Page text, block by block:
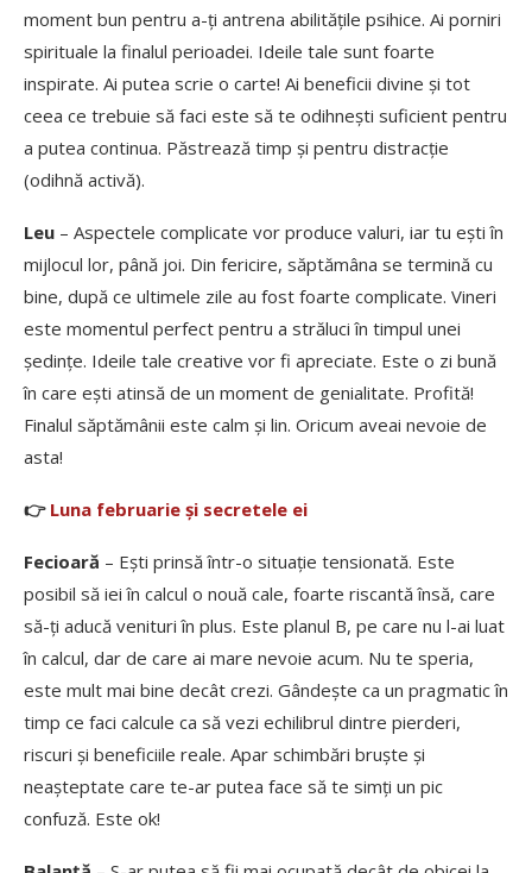
moment bun pentru a-ți antrena abilitățile psihice. Ai porniri
spirituale la finalul perioadei. Ideile tale sunt foarte
inspirate. Ai putea scrie o carte! Ai beneficii divine și tot
ceea ce trebuie să faci este să te odihnești suficient pentru
a putea continua. Păstrează timp și pentru distracție
(odihnă activă).
Leu – Aspectele complicate vor produce valuri, iar tu ești în
mijlocul lor, până joi. Din fericire, săptămâna se termină cu
bine, după ce ultimele zile au fost foarte complicate. Vineri
este momentul perfect pentru a străluci în timpul unei
ședințe. Ideile tale creative vor fi apreciate. Este o zi bună
în care ești atinsă de un moment de genialitate. Profită!
Finalul săptămânii este calm și lin. Oricum aveai nevoie de
asta!
👉 Luna februarie și secretele ei
Fecioară – Ești prinsă într-o situație tensionată. Este
posibil să iei în calcul o nouă cale, foarte riscantă însă, care
să-ți aducă venituri în plus. Este planul B, pe care nu l-ai luat
în calcul, dar de care ai mare nevoie acum. Nu te speria,
este mult mai bine decât crezi. Gândește ca un pragmatic în
timp ce faci calcule ca să vezi echilibrul dintre pierderi,
riscuri și beneficiile reale. Apar schimbări bruște și
neașteptate care te-ar putea face să te simți un pic
confuză. Este ok!